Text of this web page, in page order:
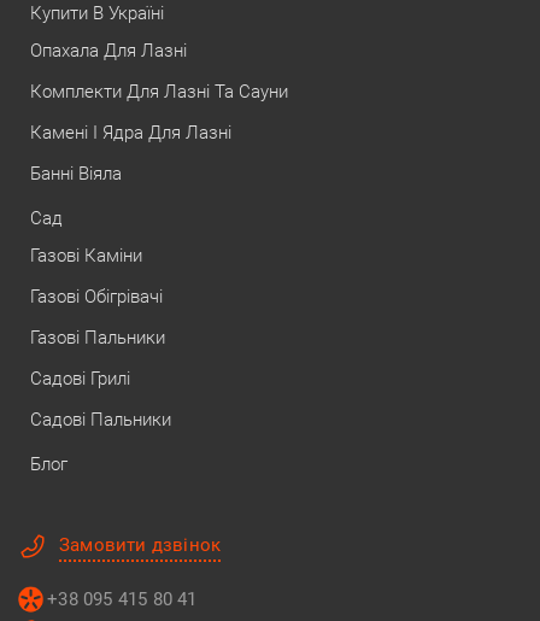
Купити В Україні
Опахала Для Лазні
Комплекти Для Лазні Та Сауни
Камені І Ядра Для Лазні
Банні Віяла
Сад
Газові Каміни
Газові Обігрівачі
Газові Пальники
Садові Грилі
Садові Пальники
Блог
Замовити дзвінок
+38 095 415 80 41